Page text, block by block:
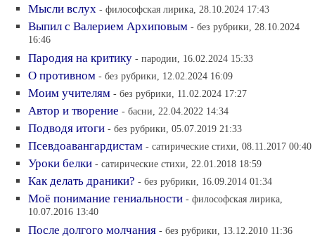
Мысли вслух - философская лирика, 28.10.2024 17:43
Выпил с Валерием Архиповым - без рубрики, 28.10.2024
16:46
Пародия на критику - пародии, 16.02.2024 15:33
О противном - без рубрики, 12.02.2024 16:09
Моим учителям - без рубрики, 11.02.2024 17:27
Автор и творение - басни, 22.04.2022 14:34
Подводя итоги - без рубрики, 05.07.2019 21:33
Псевдоавангардистам - сатирические стихи, 08.11.2017 00:40
Уроки белки - сатирические стихи, 22.01.2018 18:59
Как делать драники? - без рубрики, 16.09.2014 01:34
Моё понимание гениальности - философская лирика,
10.07.2016 13:40
После долгого молчания - без рубрики, 13.12.2010 11:36